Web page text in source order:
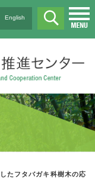
English
たフタバガキ科樹木の応